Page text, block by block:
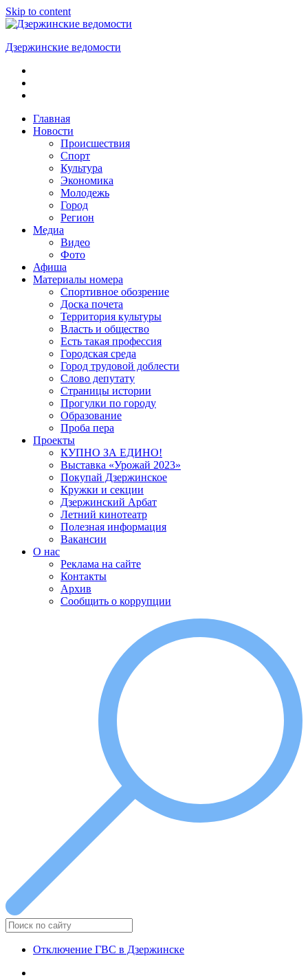
Skip to content
Дзержинские ведомости
ОБЩЕСТВЕННО-
ПОЛИТИЧЕСКАЯ
ГАЗЕТАГлавная
Новости
Происшествия
Спорт
Культура
Экономика
Молодежь
Город
Регион
Медиа
Видео
Фото
Афиша
Материалы номера
Спортивное обозрение
Доска почета
Территория культуры
Власть и общество
Есть такая профессия
Городская среда
Город трудовой доблести
Слово депутату
Страницы истории
Прогулки по городу
Образование
Проба пера
Проекты
КУПНО ЗА ЕДИНО!
Выставка «Урожай 2023»
Покупай Дзержинское
Кружки и секции
Дзержинский Арбат
Летний кинотеатр
Полезная информация
Вакансии
О нас
Реклама на сайте
Контакты
Архив
Сообщить о коррупции
Отключение ГВС в Дзержинске